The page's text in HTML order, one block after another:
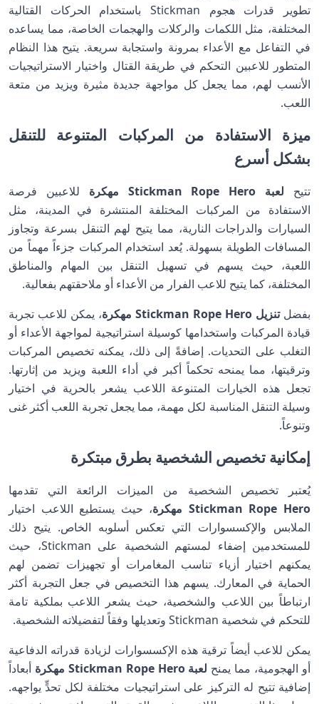
تطوير قدرات هجوم Stickman باستخدام الحركات القتالية
المختلفة، مثل اللكمات والركلات والهجمات الخاصة، مما يساعده
في التفاعل مع الأعداء بمرونة واستجابة سريعة. يتيح هذا النظام
المتطور للاعبين التحكم في طريقة القتال واختيار الاستراتيجيات
الأنسب لهم، مما يجعل كل مواجهة جديدة مثيرة ويزيد من متعة
اللعب.
ميزة الاستفادة من المركبات المتنوعة للتنقل
بشكل أسرع
تتيح لعبة Stickman Rope Hero مهكرة
للاعبين فرصة
الاستفادة من المركبات المختلفة المنتشرة في المدينة، مثل
السيارات والدراجات النارية، مما يتيح لهم التنقل بسرعة وتجاوز
المسافات الطويلة بسهولة. يُعد استخدام المركبات جزءاً مهماً من
اللعبة، حيث يسهم في تسهيل التنقل بين المهام والمناطق
المختلفة، كما يتيح للاعب الفرار من الأعداء أو ملاحقتهم بفعالية.
بفضلتنزيل Stickman Rope Hero مهكرة
، يمكن للاعب تجربة
قيادة المركبات واستخدامها كوسيلة استراتيجية لمواجهة الأعداء أو
التغلب على التحديات. إضافةً إلى ذلك، يمكنه تخصيص المركبات
وترقيتها، مما يمنحه تحكماً أكبر في أداء اللعبة ويزيد من إثارتها.
تجعل هذه الخيارات المتنوعة اللاعب يشعر بالحرية في اختيار
وسيلة التنقل المناسبة لكل مهمة، مما يجعل تجربة اللعب أكثر غنى
وتنوعاً.
إمكانية تخصيص الشخصية بطرق مبتكرة
يُعتبر تخصيص الشخصية من الميزات الرائعة التي تقدمها
Stickman Rope Hero مهكرة
، حيث يستطيع اللاعب اختيار
الملابس والإكسسوارات التي تعكس أسلوبه الخاص. يتيح ذلك
للمستخدمين إضفاء لمستهم الشخصية على Stickman، حيث
يمكنهم اختيار أزياء تناسب المغامرات أو تجهيزات تضمن لهم
الحماية في المعارك. يسهم هذا التخصيص في جعل التجربة أكثر
ارتباطاً بين اللاعب والشخصية، حيث يشعر اللاعب بملكية تامة
للتحكم في شخصية Stickman وتعديلها وفقاً لتفضيلاته الشخصية.
يمكن للاعب أيضاً ترقية هذه الإكسسوارات لزيادة قدراته الدفاعية
أو الهجومية، مما يمنح لعبة Stickman Rope Hero مهكرة
أبعاداً
إضافية تتيح له التركيز على استراتيجيات مختلفة لكل تحدٍّ يواجهه.